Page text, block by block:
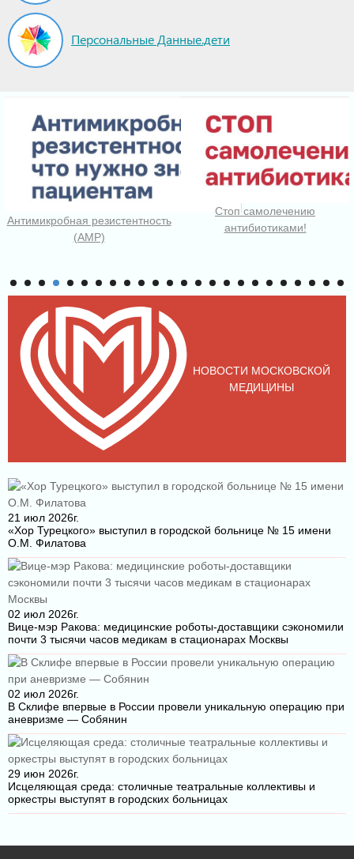
Персональные Данные.дети
Антимикробная резистентность
(АМР)
Стоп самолечению
антибиотиками!
НОВОСТИ МОСКОВСКОЙ
МЕДИЦИНЫ
21 июл 2026г.
«Хор Турецкого» выступил в городской больнице № 15 имени
О.М. Филатова
02 июл 2026г.
Вице-мэр Ракова: медицинские роботы-доставщики сэкономили
почти 3 тысячи часов медикам в стационарах Москвы
02 июл 2026г.
В Склифе впервые в России провели уникальную операцию при
аневризме — Собянин
29 июн 2026г.
Исцеляющая среда: столичные театральные коллективы и
оркестры выступят в городских больницах